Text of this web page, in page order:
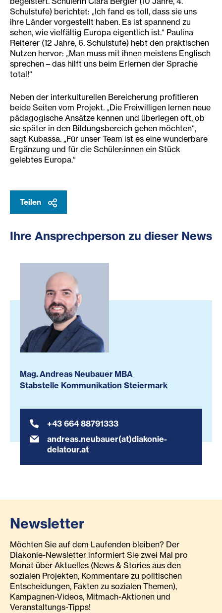
Schulstufe) berichtet: „Ich fand es toll, dass sie uns
ihre Länder vorgestellt haben. Es ist spannend zu
sehen, wie vielfältig Europa eigentlich ist.“ Paulina
Reiterer (12 Jahre, 6. Schulstufe) hebt den praktischen
Nutzen hervor: „Man muss mit ihnen meistens Englisch
sprechen – das hilft uns beim Erlernen der Sprache
total!“
Neben der interkulturellen Bereicherung profitieren
beide Seiten vom Projekt. „Die Freiwilligen lernen neue
pädagogische Ansätze kennen und überlegen oft, ob
sie später in den Bildungsbereich gehen möchten“,
sagt Kubassa. „Für unser Team ist es eine wunderbare
Ergänzung und für die Schüler:innen ein Stück
gelebtes Europa.“
Teilen
Ihre Ansprechperson zu dieser News
Mag. Andreas Neubauer MBA
Stabstelle Kommunikation Steiermark
+43 664 88791333
andreas.neubauer(at)diakonie-
delatour.at
Newsletter
Möchten Sie auf dem Laufenden bleiben? Der
Diakonie-Newsletter informiert Sie zwei Mal pro
Monat über Aktuelles (News & Stories aus den
sozialen Projekten, Kommentare zu politischen
Entscheidungen, Fakten zu sozialen Themen),
Kampagnen-Videos, Mitmach-Aktionen und
Veranstaltungs-Tipps!